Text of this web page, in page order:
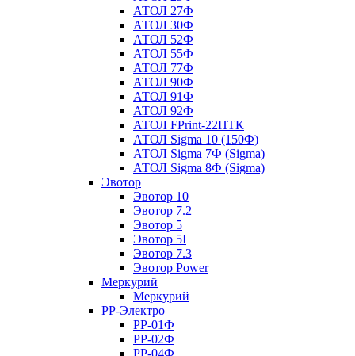
АТОЛ 27Ф
АТОЛ 30Ф
АТОЛ 52Ф
АТОЛ 55Ф
АТОЛ 77Ф
АТОЛ 90Ф
АТОЛ 91Ф
АТОЛ 92Ф
АТОЛ FPrint-22ПТК
АТОЛ Sigma 10 (150Ф)
АТОЛ Sigma 7Ф (Sigma)
АТОЛ Sigma 8Ф (Sigma)
Эвотор
Эвотор 10
Эвотор 7.2
Эвотор 5
Эвотор 5I
Эвотор 7.3
Эвотор Power
Меркурий
Меркурий
РР-Электро
РР-01Ф
РР-02Ф
РР-04Ф